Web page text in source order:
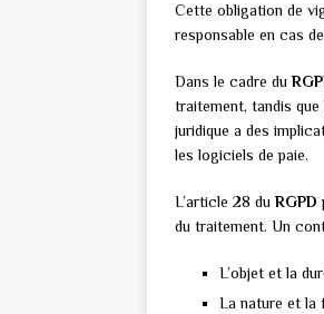
Cette obligation de
responsable en cas
Dans le cadre du
traitement, tandis
juridique a des
les logiciels de paie.
L’article 28 duRGPD
du traitement. Un
L’objet et la
La nature et la